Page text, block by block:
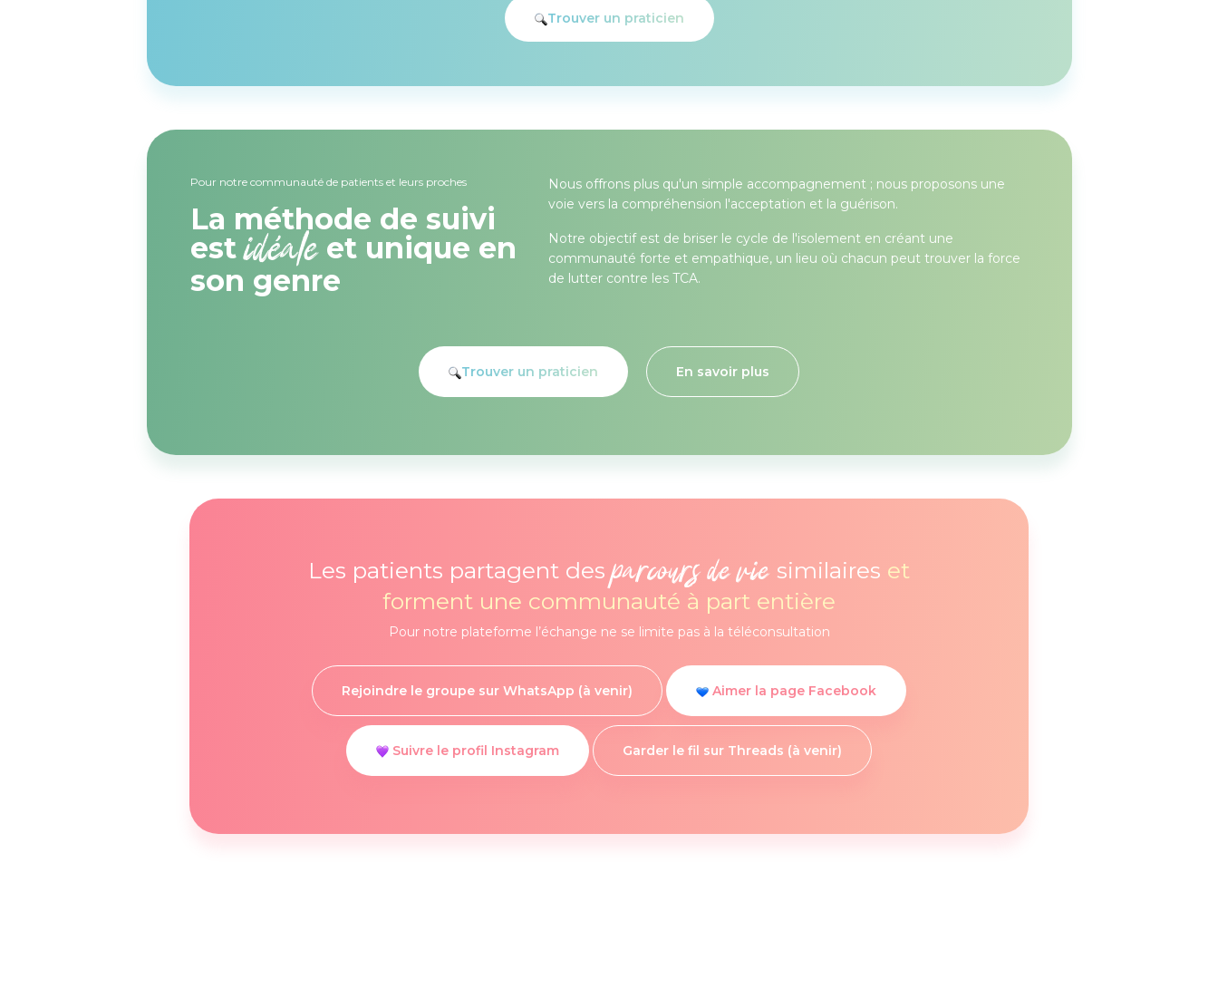
Trouver un praticien
Pour notre communauté de patients et leurs proches
La méthode de suivi
estidéaleet unique en
son genre
Nous offrons plus qu'un simple accompagnement ; nous proposons une
voie vers la compréhension l'acceptation et la guérison.
Notre objectif est de briser le cycle de l'isolement en créant une
communauté forte et empathique, un lieu où chacun peut trouver la force
de lutter contre les TCA.
Trouver un praticien En savoir plus
Les patients partagent desparcours de vie similaires et
forment une communauté à part entière
Pour notre plateforme l’échange ne se limite pas à la téléconsultation
Rejoindre le groupe sur WhatsApp (à venir) Aimer la page Facebook
Suivre le profil Instagram Garder le fil sur Threads (à venir)